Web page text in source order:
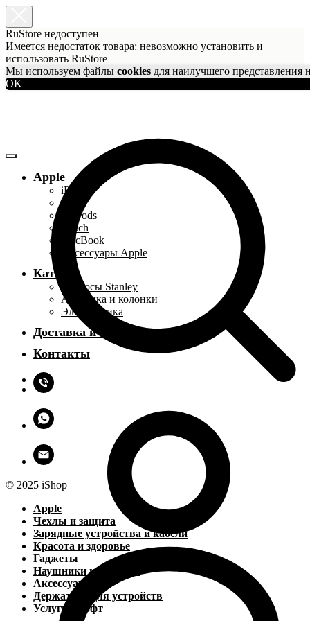
RuStore недоступен
Имеется недостаток товара: невозможно установить и
использовать RuStore
Мы используем файлы cookies для наилучшего представления
OK
Apple
iPhone
iPad
AirPods
Watch
MacBook
Аксессуары Apple
Каталог
Термосы Stanley
Акустика и колонки
Электроника
Доставка и оплата
Контакты
© 2025 iShop
Apple
Чехлы и защита
Зарядные устройства и кабели
Красота и здоровье
Гаджеты
Наушники и колонки
Аксессуары
Держатели для устройств
Услуги и софт